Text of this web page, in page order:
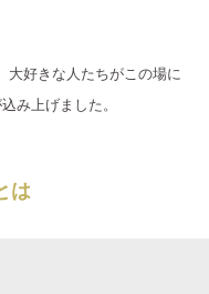
大好きな人たちがこの場に
み上げました。
は